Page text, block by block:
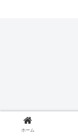
ホーム